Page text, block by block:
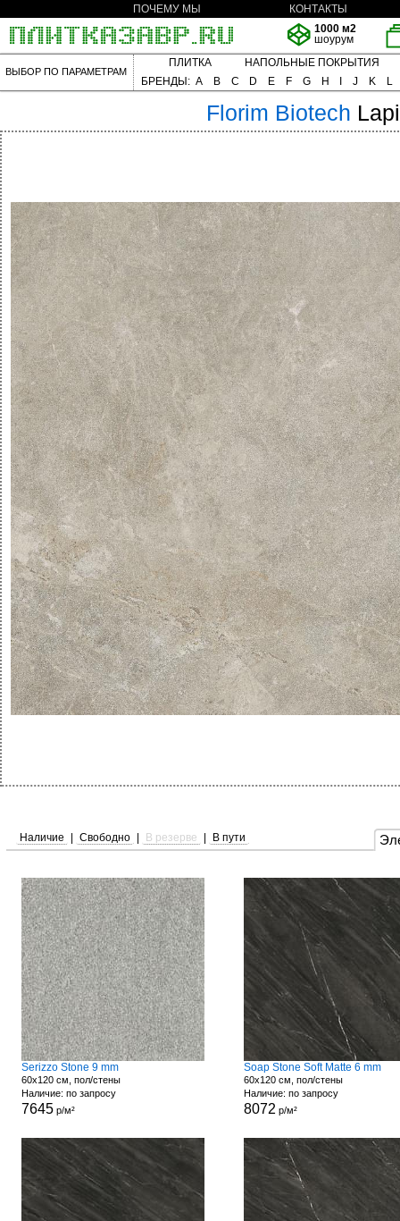
ПОЧЕМУ МЫ
КОНТАКТЫ
1000 м2
шоурум
ВЫБОР ПО ПАРАМЕТРАМ
ПЛИТКА
НАПОЛЬНЫЕ ПОКРЫТИЯ
БРЕНДЫ: A B C D E F G H J K L
Florim Biotech
Наличие Свободно В резерве В пути
Serizzo Stone 9 mm
60x120 см, пол/стены
Наличие: по запросу
7645р/м²
Soap Stone Soft Matte 6 mm
60x120 см, пол/стены
Наличие: по запросу
8072 р/м²